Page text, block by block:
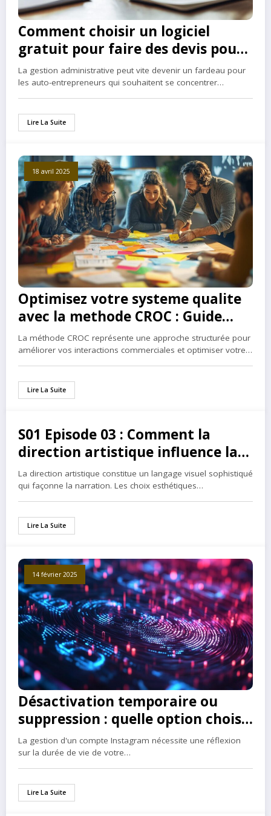
Comment choisir un logiciel
gratuit pour faire des devis pour
les auto-entrepreneurs
La gestion administrative peut vite devenir un fardeau pour
les auto-entrepreneurs qui souhaitent se concentrer…
Lire La Suite
18 avril 2025
Optimisez votre systeme qualite
avec la methode CROC : Guide
complet
La méthode CROC représente une approche structurée pour
améliorer vos interactions commerciales et optimiser votre…
Lire La Suite
7 mars 2025
S01 Episode 03 : Comment la
direction artistique influence la
narration
La direction artistique constitue un langage visuel sophistiqué
qui façonne la narration. Les choix esthétiques…
Lire La Suite
14 février 2025
Désactivation temporaire ou
suppression : quelle option choisir
sur Instagram ?
La gestion d'un compte Instagram nécessite une réflexion
sur la durée de vie de votre…
Lire La Suite